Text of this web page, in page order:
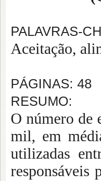
PALAVRAS-
Aceitação,
PÁGINAS: 48
RESUMO:
O número de
mil, em
utilizadas
responsáveis